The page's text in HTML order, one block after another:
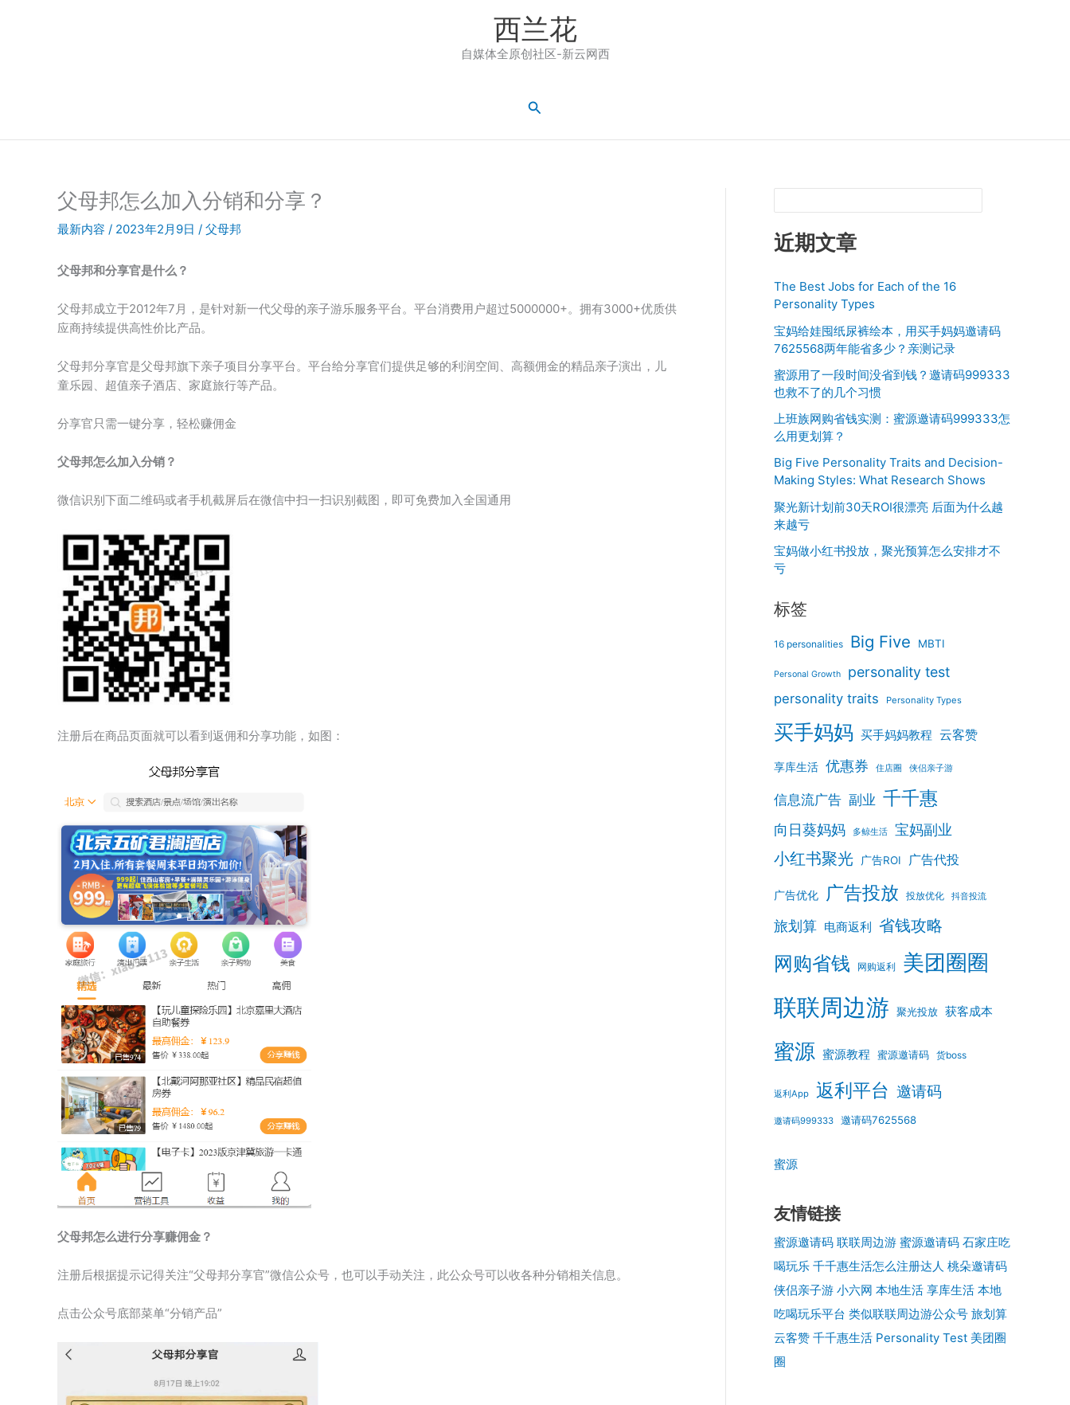
西兰花
自媒体全原创社区-新云网西
搜
父母邦怎么加入分销和分享？
最新内容 / 2023年2月9日 / 父母邦
父母邦和分享官是什么？
父母邦成立于2012年7月，是针对新一代父母的亲子游乐服务平台。平台消费用户超过5000000+。拥有3000+优质供
应商持续提供高性价比产品。
父母邦分享官是父母邦旗下亲子项目分享平台。平台给分享官们提供足够的利润空间、高额佣金的精品亲子演出，儿
童乐园、超值亲子酒店、家庭旅行等产品。
分享官只需一键分享，轻松赚佣金
父母邦怎么加入分销？
微信识别下面二维码或者手机截屏后在微信中扫一扫识别截图，即可免费加入全国通用
注册后在商品页面就可以看到返佣和分享功能，如图：
父母邦怎么进行分享赚佣金？
注册后根据提示记得关注“父母邦分享官”微信公众号，也可以手动关注，此公众号可以收各种分销相关信息。
点击公众号底部菜单“分销产品”
近期文章
The Best Jobs for Each of the 16
Personality Types
宝妈给娃囤纸尿裤绘本，用买手妈妈邀请码
7625568两年能省多少？亲测记录
蜜源用了一段时间没省到钱？邀请码999333
也救不了的几个习惯
上班族网购省钱实测：蜜源邀请码999333怎
么用更划算？
Big Five Personality Traits and Decision-
Making Styles: What Research Shows
聚光新计划前30天ROI很漂亮 后面为什么越
来越亏
宝妈做小红书投放，聚光预算怎么安排才不
亏
标签
16 personalities Big Five MBTI
Personal Growth personality test
personality traits Personality Types
买手妈妈 买手妈妈教程 云客赞
享库生活 优惠券 住店圈 侠侣亲子游
信息流广告 副业 千千惠
向日葵妈妈 多鲸生活 宝妈副业
小红书聚光 广告ROI 广告代投
广告优化 广告投放 投放优化 抖音投流
旅划算 电商返利 省钱攻略
网购省钱 网购返利 美团圈圈
联联周边游 聚光投放 获客成本
蜜源 蜜源教程 蜜源邀请码 货boss
返利App 返利平台 邀请码
邀请码999333 邀请码7625568
蜜源
友情链接
蜜源邀请码 联联周边游 蜜源邀请码 石家庄吃
喝玩乐 千千惠生活怎么注册达人 桃朵邀请码
侠侣亲子游 小六网 本地生活 享库生活 本地
吃喝玩乐平台 类似联联周边游公众号 旅划算
云客赞 千千惠生活 Personality Test 美团圈
圈